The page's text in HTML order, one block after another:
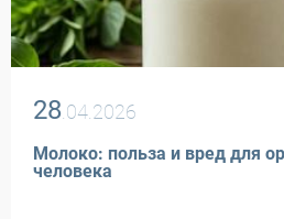
28 .04.2026
Молоко: польза и вред для
человека